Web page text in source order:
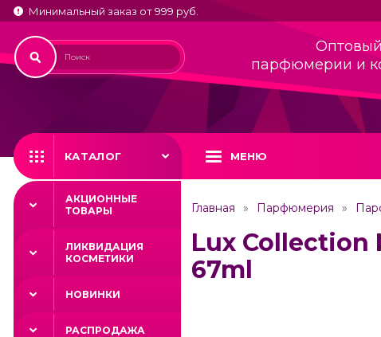
Минимальный заказ от 999 руб.
парфюмерии и
КАТАЛОГ МЕНЮ
АКЦИОННЫЕ
ТОВАРЫ
ЛИКВИДАЦИЯ
КОСМЕТИКИ
НОВИНКИ
РАСПРОДАЖА
Главная Парфюмерия
Lux Collection
67ml